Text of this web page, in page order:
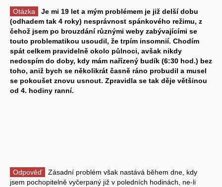
Otázka
Je mi 19 let a mým problémem je již delší dobu
(odhadem tak 4 roky) nesprávnost spánkového režimu, z
čehož jsem po brouzdání různými weby zabývajícími se
touto problematikou usoudil, že trpím insomnií. Chodím
spát celkem pravidelně okolo půlnoci, avšak nikdy
nedospím do doby, kdy mám nařízený budík (6:30 hod.) bez
toho, aniž bych se několikrát časně ráno probudil a musel
se pokoušet znovu usnout. Zpravidla se tak děje většinou
od 4. hodiny ranní.
Odpověď
Zásadní problém však nastává během dne, kdy
jsem pochopitelně vyčerpaný již v poledních hodinách, ne-li